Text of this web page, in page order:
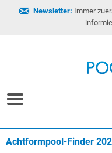
Newsletter: Immer
Achtformpool-Finder